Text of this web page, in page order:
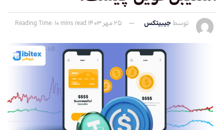
توسط جیبیتکس 25 مهر 1403 Reading Time: 10 mins read